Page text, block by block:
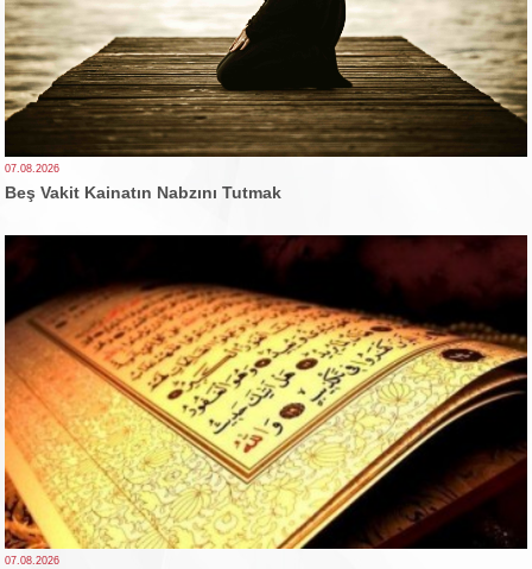
07.08.2026
Beş Vakit Kainatın Nabzını Tutmak
07.08.2026